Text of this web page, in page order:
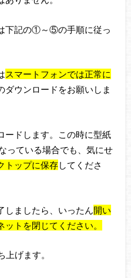
下記の①～⑤の手順に従っ
スマートフォンでは正常に
ダウンロードをお願いしま
ドします。この時に型紙
っている場合でも、気にせ
トップに保存してくださ
ましたら、いったん 開い
トを閉じてください。
げます。